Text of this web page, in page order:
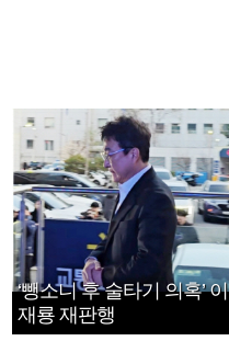
‘뺑소니 후 술타기 의혹’ 이
재룡 재판행